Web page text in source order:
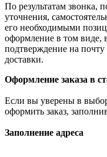
По результатам звонка,
уточнения,
его необходимыми
оформление в том виде,
подтверждение на
доставки.
Оформление заказа в
Если вы уверены в
оформить заказ,
Заполнение адреса